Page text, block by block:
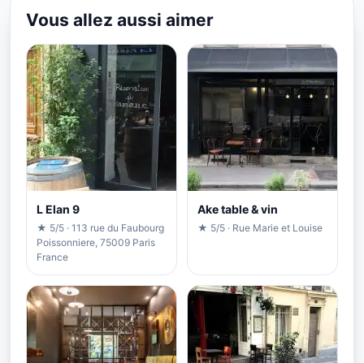
Vous allez aussi aimer
L Elan 9
★ 5/5 · 113 rue du Faubourg
Poissonniere, 75009 Paris
France
Ake table & vin
★ 5/5 · Rue Marie et Louise